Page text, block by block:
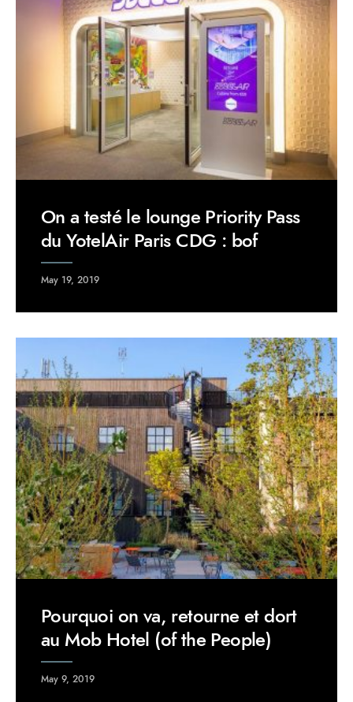
On a testé le lounge Priority Pass
du YotelAir Paris CDG : bof
May 19, 2019
Pourquoi on va, retourne et dort
au Mob Hotel (of the People)
May 9, 2019